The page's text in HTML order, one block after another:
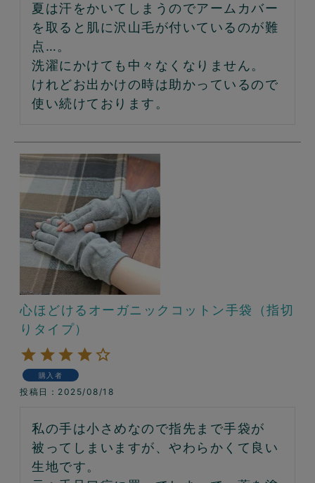
夏は汗をかいてしまうのでアームカバー
を取ると肌に沢山毛が付いているのが難
点…。
洗濯にかけても中々なくなりません。
けれどお出かけの時は助かっているので
使い続けております。
心ほどけるオーガニックコットン手袋（指切
りタイプ）
購入者
投稿日 2025/08/18
私の手は小さめなので指先まで手袋が
被ってしまいますが、やわらかくて良い
生地です。